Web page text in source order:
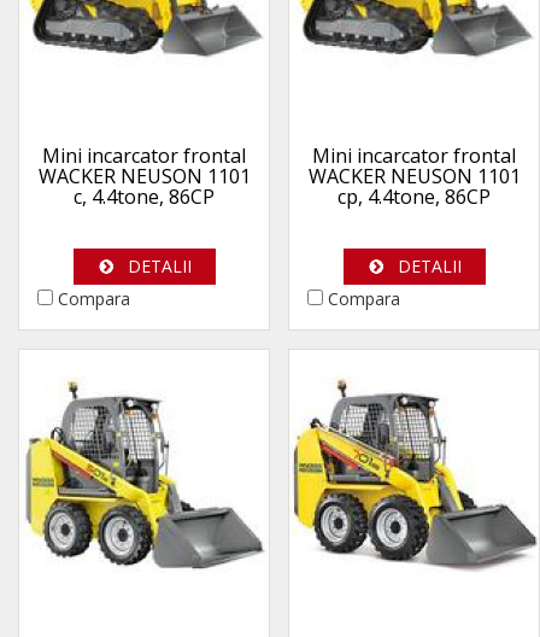
Mini incarcator frontal
WACKER NEUSON 1101
c, 4.4tone, 86CP
DETALII
Compara
Mini incarcator frontal
WACKER NEUSON 1101
cp, 4.4tone, 86CP
DETALII
Compara